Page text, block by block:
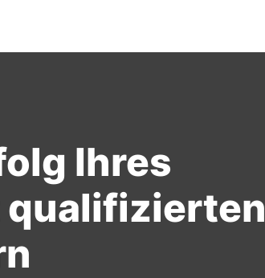
Ihres
qualifizierten